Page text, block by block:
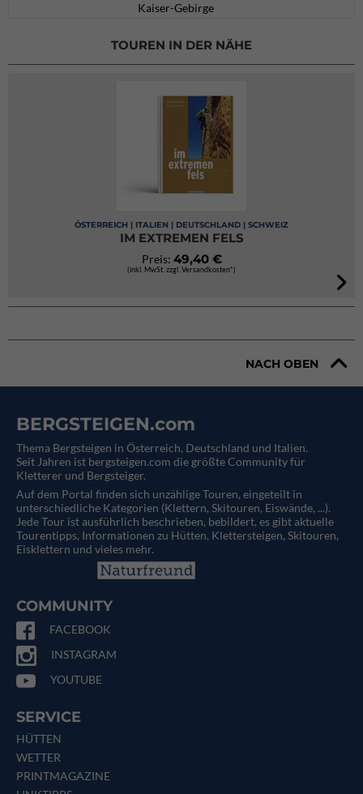
Kaiser-Gebirge
TOUREN IN DER NÄHE
ÖSTERREICH | ITALIEN | DEUTSCHLAND | SCHWEIZ
IM EXTREMEN FELS
Preis: 49,40 €
(inkl. MwSt. zzgl. Versandkosten*)
NACH OBEN
BERGSTEIGEN.com
Thema Bergsteigen in Österreich, Deutschland und Italien.
Seit Jahren ist bergsteigen.com die größte Community für
Kletterer und Bergsteiger.
Auf dem Portal finden sich unzählige Touren, eingeteilt in
unterschiedliche Kategorien (Klettern, Skitouren, Eiswände, ...).
Jede Tour ist ausführlich beschrieben, bebildert, es gibt aktuelle
Tourentipps, Informationen zu Hütten, Klettersteigen, Skitouren,
Eisklettern und vieles mehr.
COMMUNITY
FACEBOOK
INSTAGRAM
YOUTUBE
SERVICE
HÜTTEN
WETTER
PRINTMAGAZINE